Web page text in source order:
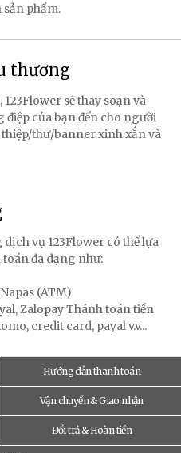
phẩm.
thương
sẽ thay soạn và
của bạn đến cho người
thư/banner xinh xắn và
vụ 123Flower có thể lựa
đa dạng như:
(ATM)
Zalopay Thánh toán tiền
credit card, payal v.v...
Hướng dẫn thanh toán
Vận chuyển & Giao nhận
Đổi trả & Hoàn tiền